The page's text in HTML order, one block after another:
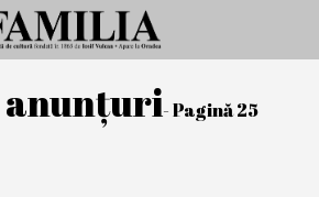
anunțuri- Pagină 25